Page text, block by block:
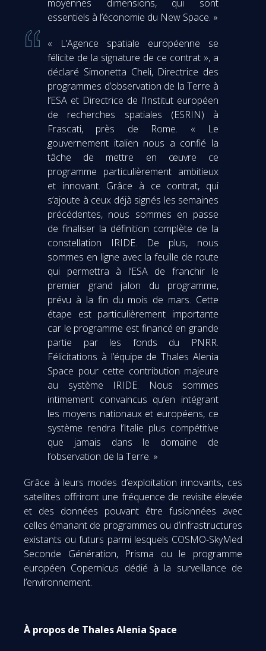
moyennes dimensions, qui sont
essentiels à l’économie du New Space. »
« L’Agence spatiale européenne se
félicite de la signature de ce contrat », a
déclaré Simonetta Cheli, Directrice des
programmes d’observation de la Terre à
l’ESA et Directrice de l’Institut européen
de recherches spatiales (ESRIN) à
Frascati, près de Rome. « Le
gouvernement italien nous a confié la
tâche de mettre en œuvre ce
programme particulièrement ambitieux
et innovant. Grâce à ce contrat, qui
s’ajoute à ceux déjà signés les semaines
précédentes, nous sommes en passe
de finaliser la définition complète de la
constellation IRIDE. De plus, nous
sommes en ligne avec la feuille de route
qui permettra à l’ESA de franchir le
premier grand jalon du programme,
prévu à la fin du mois de mars. Cette
étape est particulièrement importante
car le programme est financé en grande
partie par les fonds du PNRR.
Félicitations à l’équipe de Thales Alenia
Space pour cette contribution majeure
au système IRIDE. Nous sommes
intimement convaincus qu’en intégrant
les moyens nationaux et européens, ce
système rendra l’Italie plus compétitive
que jamais dans le domaine de
l’observation de la Terre. »
Grâce à leurs modes d’exploitation innovants, ces
satellites offriront une fréquence de revisite élevée
et des données pouvant être fusionnées avec
celles émanant de programmes ou d’infrastructures
existants ou futurs parmi lesquels COSMO-SkyMed
Seconde Génération, Prisma ou le programme
européen Copernicus dédié à la surveillance de
l’environnement.
À propos de Thales Alenia Space